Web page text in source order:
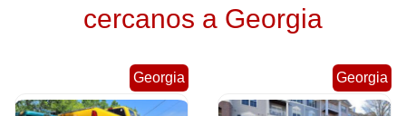
cercanos a Georgia
Georgia Georgia